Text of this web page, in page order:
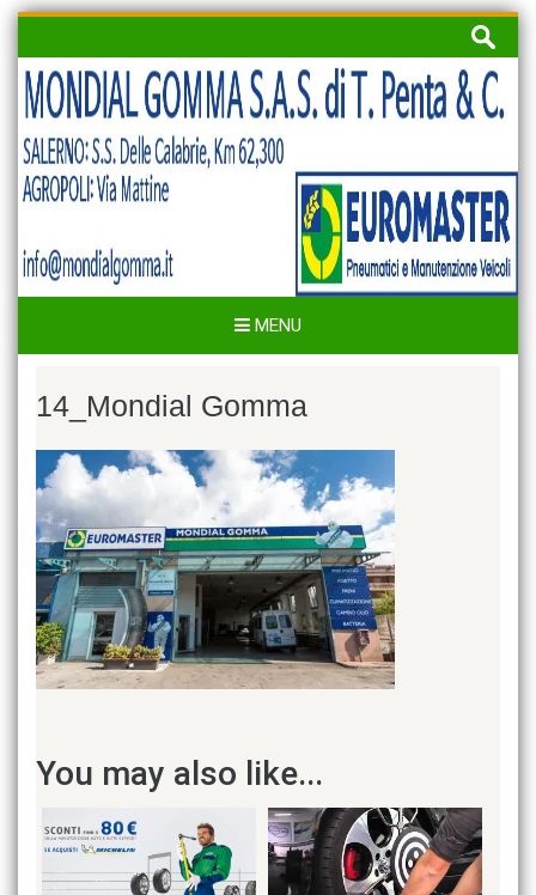
Skip
content
Ricerca
per:
MENU
14_Mondial Gomma
You may also like...